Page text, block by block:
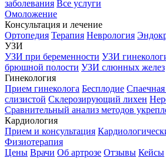
заболевания Все услуги
Омоложение
Консультация и лечение
Ортопедия Терапия Неврология
УЗИ
УЗИ при беременности УЗИ
брюшной полости УЗИ слюнных желез
Гинекология
Прием гинеколога Бесплодие Спаечная
слизистой Склерозирующий лихен
Сравнительный анализ методов
Кардиология
Прием и консультация
Физиотерапия
Цены Врачи Об артрозе Отзывы Кейсы